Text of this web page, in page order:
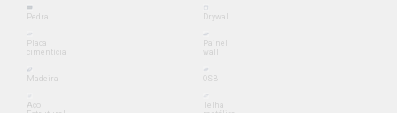
Pedra Drywall
Placa
cimentícia
Painel
wall
Madeira OSB
Aço
Telha